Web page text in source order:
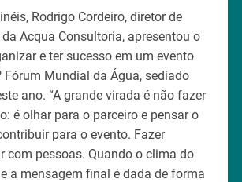
Rodrigo Cordeiro, diretor de
da Acqua Consultoria, apresentou o
e ter sucesso em um evento
Fórum Mundial da Água, sediado
ano. “A grande virada é não fazer
é olhar para o parceiro e pensar o
para o evento. Fazer
com pessoas. Quando o clima do
a mensagem final é dada de forma